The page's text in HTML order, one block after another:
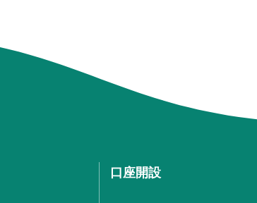
口座開設